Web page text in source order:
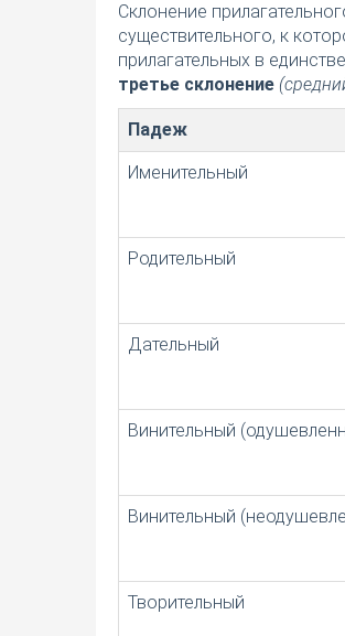
Склонение
существительного, к
прилагательных в
третье склонение
Падеж
Именительный
Родительный
Дательный
Винительный
Винительный
Творительный